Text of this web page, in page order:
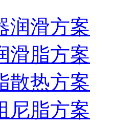
润滑方案
滑脂方案
散热方案
尼脂方案